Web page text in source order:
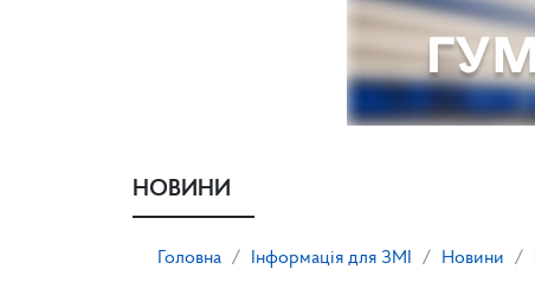
НОВИНИ
Головна Інформація для ЗМІ Новини